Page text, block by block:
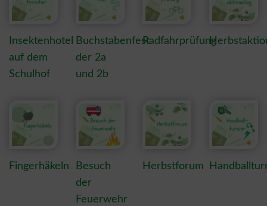
Insektenhotel
auf dem
Schulhof
Buchstabenfest
der 2a
und 2b
Radfahrprüfung
Fingerhäkeln
Besuch
der
Feuerwehr
Herbstforum